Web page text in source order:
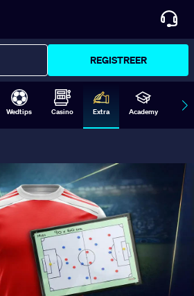
REGISTREER
Wedtips Casino Extra Academy